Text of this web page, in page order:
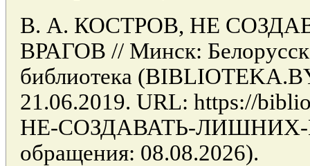
В. А. КОСТРОВ, НЕ
ВРАГОВ // Минск:
библиотека
21.06.2019. URL: https://
НЕ-СОЗДАВАТЬ-ЛИШНИХ-
обращения: 08.08.2026).